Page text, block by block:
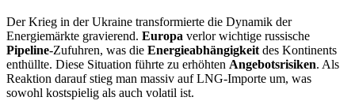
Der Krieg in der Ukraine transformierte die Dynamik der
Energiemärkte gravierend. Europa verlor wichtige russische
Pipeline-Zufuhren, was die Energieabhängigkeitdes Kontinents
enthüllte. Diese Situation führte zu erhöhten Angebotsrisiken. Als
Reaktion darauf stieg man massiv auf LNG-Importe um, was
sowohl kostspielig als auch volatil ist.